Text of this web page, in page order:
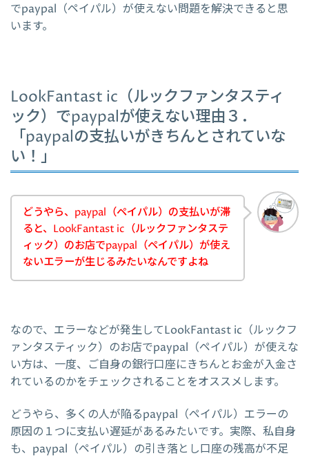
でpaypal（ペイパル）が使えない問題を解決できると思
います。
LookFantast ic（ルックファンタスティ
ック）でpaypalが使えない理由３．
「paypalの支払いがきちんとされていな
い！」
どうやら、paypal（ペイパル）の支払いが滞
ると、LookFantast ic（ルックファンタステ
ィック）のお店でpaypal（ペイパル）が使え
ないエラーが生じるみたいなんですよね
なので、エラーなどが発生してLookFantast ic（ルックフ
ァンタスティック）のお店でpaypal（ペイパル）が使えな
い方は、一度、ご自身の銀行口座にきちんとお金が入金さ
れているのかをチェックされることをオススメします。
どうやら、多くの人が陥るpaypal（ペイパル）エラーの
原因の１つに支払い遅延があるみたいです。実際、私自身
も、paypal（ペイパル）の引き落とし口座の残高が不足